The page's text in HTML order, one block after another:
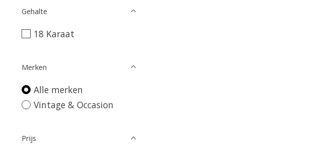
Gehalte
18 Karaat
Merken
Alle merken
Vintage & Occasion
Prijs